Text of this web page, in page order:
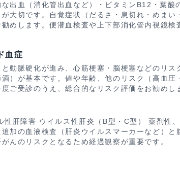
出血（消化管出血など）・ビタミンB12・葉酸
大切です。自覚症状（だるさ・息切れ・めまい
めします。便潜血検査や上下部消化管内視鏡検
血症
動脈硬化が進み、心筋梗塞・脳梗塞などのリス
）が基本です。値や年齢、他のリスク（高血圧
ご受診のうえ、総合的なリスク評価をお勧めし
性肝障害 ウイルス性肝炎（B型・C型） 薬剤性
加の血液検査（肝炎ウイルスマーカーなど）と
んのリスクとなるため経過観察が重要です。